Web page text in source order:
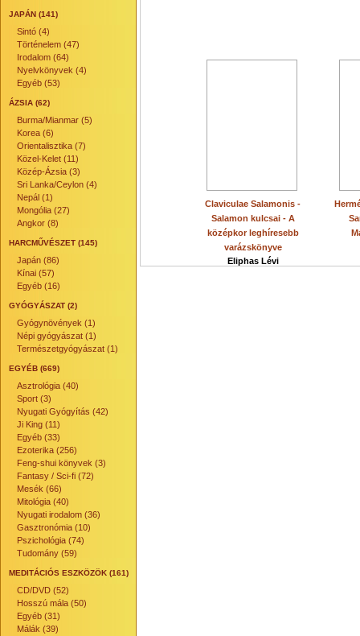
JAPÁN (141)
Sintó (4)
Történelem (47)
Irodalom (64)
Nyelvkönyvek (4)
Egyéb (53)
ÁZSIA (62)
Burma/Mianmar (5)
Korea (6)
Orientalisztika (7)
Közel-Kelet (11)
Közép-Ázsia (3)
Sri Lanka/Ceylon (4)
Nepál (1)
Mongólia (27)
Angkor (8)
HARCMŰVÉSZET (145)
Japán (86)
Kínai (57)
Egyéb (16)
GYÓGYÁSZAT (2)
Gyógynövények (1)
Népi gyógyászat (1)
Természetgyógyászat (1)
EGYÉB (669)
Asztrológia (40)
Sport (3)
Nyugati Gyógyítás (42)
Ji King (11)
Egyéb (33)
Ezoterika (256)
Feng-shui könyvek (3)
Fantasy / Sci-fi (72)
Mesék (66)
Mitológia (40)
Nyugati irodalom (36)
Gasztronómia (10)
Pszichológia (74)
Tudomány (59)
MEDITÁCIÓS ESZKÖZÖK (161)
CD/DVD (52)
Hosszú mála (50)
Egyéb (31)
Málák (39)
Claviculae Salamonis -
Salamon kulcsai - A
középkor leghíresebb
varázskönyve
Eliphas Lévi